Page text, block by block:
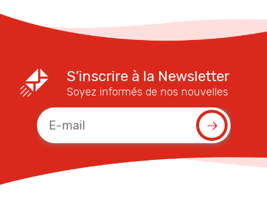
S’inscrire à la Newsletter
Soyez informés de nos nouvelles